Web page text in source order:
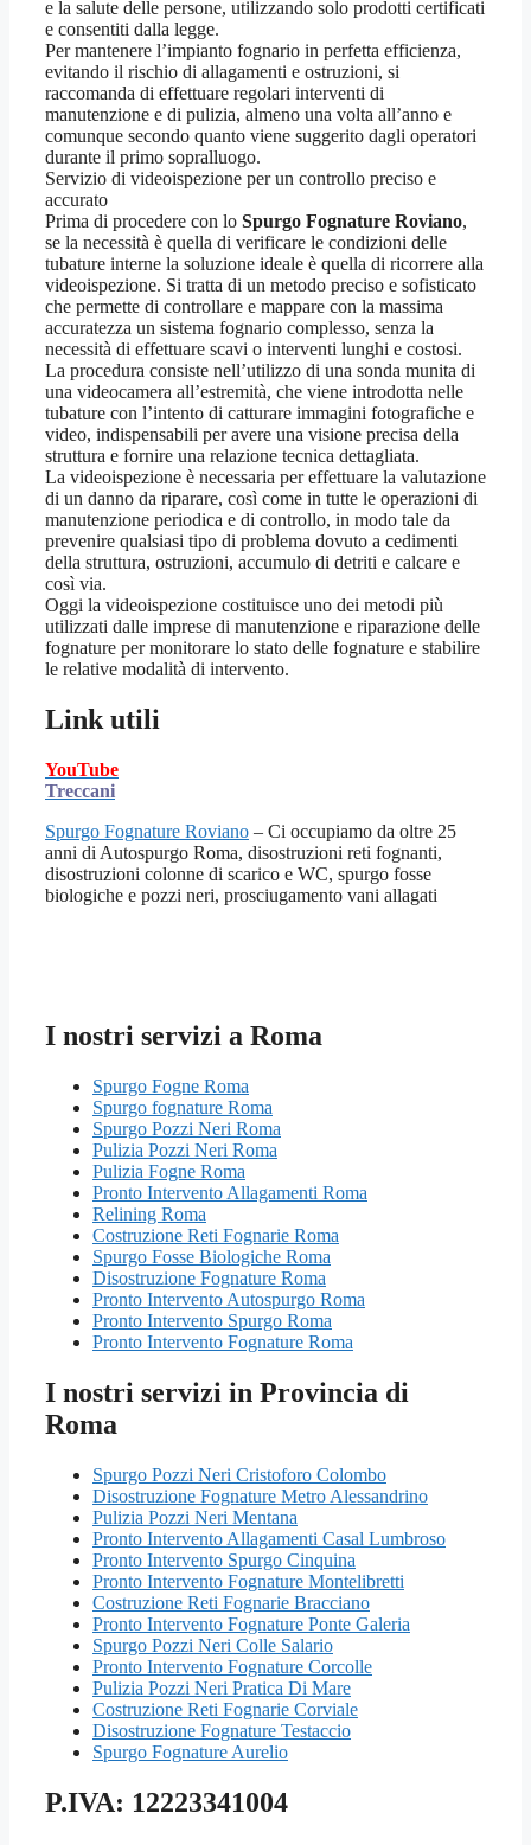
e la salute delle persone, utilizzando solo prodotti certificati
e consentiti dalla legge.
Per mantenere l’impianto fognario in perfetta efficienza,
evitando il rischio di allagamenti e ostruzioni, si
raccomanda di effettuare regolari interventi di
manutenzione e di pulizia, almeno una volta all’anno e
comunque secondo quanto viene suggerito dagli operatori
durante il primo sopralluogo.
Servizio di videoispezione per un controllo preciso e
accurato
Prima di procedere con lo Spurgo Fognature Roviano,
se la necessità è quella di verificare le condizioni delle
tubature interne la soluzione ideale è quella di ricorrere alla
videoispezione. Si tratta di un metodo preciso e sofisticato
che permette di controllare e mappare con la massima
accuratezza un sistema fognario complesso, senza la
necessità di effettuare scavi o interventi lunghi e costosi.
La procedura consiste nell’utilizzo di una sonda munita di
una videocamera all’estremità, che viene introdotta nelle
tubature con l’intento di catturare immagini fotografiche e
video, indispensabili per avere una visione precisa della
struttura e fornire una relazione tecnica dettagliata.
La videoispezione è necessaria per effettuare la valutazione
di un danno da riparare, così come in tutte le operazioni di
manutenzione periodica e di controllo, in modo tale da
prevenire qualsiasi tipo di problema dovuto a cedimenti
della struttura, ostruzioni, accumulo di detriti e calcare e
così via.
Oggi la videoispezione costituisce uno dei metodi più
utilizzati dalle imprese di manutenzione e riparazione delle
fognature per monitorare lo stato delle fognature e stabilire
le relative modalità di intervento.
Link utili
YouTube
Treccani
Spurgo Fognature Roviano – Ci occupiamo da oltre 25
anni di Autospurgo Roma, disostruzioni reti fognanti,
disostruzioni colonne di scarico e WC, spurgo fosse
biologiche e pozzi neri, prosciugamento vani allagati
I nostri servizi a Roma
Spurgo Fogne Roma
Spurgo fognature Roma
Spurgo Pozzi Neri Roma
Pulizia Pozzi Neri Roma
Pulizia Fogne Roma
Pronto Intervento Allagamenti Roma
Relining Roma
Costruzione Reti Fognarie Roma
Spurgo Fosse Biologiche Roma
Disostruzione Fognature Roma
Pronto Intervento Autospurgo Roma
Pronto Intervento Spurgo Roma
Pronto Intervento Fognature Roma
I nostri servizi in Provincia di
Roma
Spurgo Pozzi Neri Cristoforo Colombo
Disostruzione Fognature Metro Alessandrino
Pulizia Pozzi Neri Mentana
Pronto Intervento Allagamenti Casal Lumbroso
Pronto Intervento Spurgo Cinquina
Pronto Intervento Fognature Montelibretti
Costruzione Reti Fognarie Bracciano
Pronto Intervento Fognature Ponte Galeria
Spurgo Pozzi Neri Colle Salario
Pronto Intervento Fognature Corcolle
Pulizia Pozzi Neri Pratica Di Mare
Costruzione Reti Fognarie Corviale
Disostruzione Fognature Testaccio
Spurgo Fognature Aurelio
P.IVA: 12223341004